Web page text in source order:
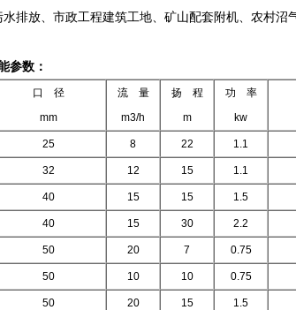
排放、市政工程建筑工地、矿山配套附机、农村
参数：
口 径
mm
流 量
m3/h
扬 程
m
功 率
kw
25 8 22 1.1
32 12 15 1.1
40 15 15 1.5
40 15 30 2.2
50 20 7 0.75
50 10 10 0.75
50 20 15 1.5